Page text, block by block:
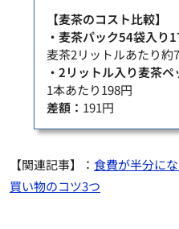
【麦茶のコスト比較】
・麦茶パック54袋入り
麦茶2リットルあたり約
・2リットル入り麦茶ペ
1本あたり198円
差額： 191円
【関連記事】： 食費が半分に
買い物のコツ3つ